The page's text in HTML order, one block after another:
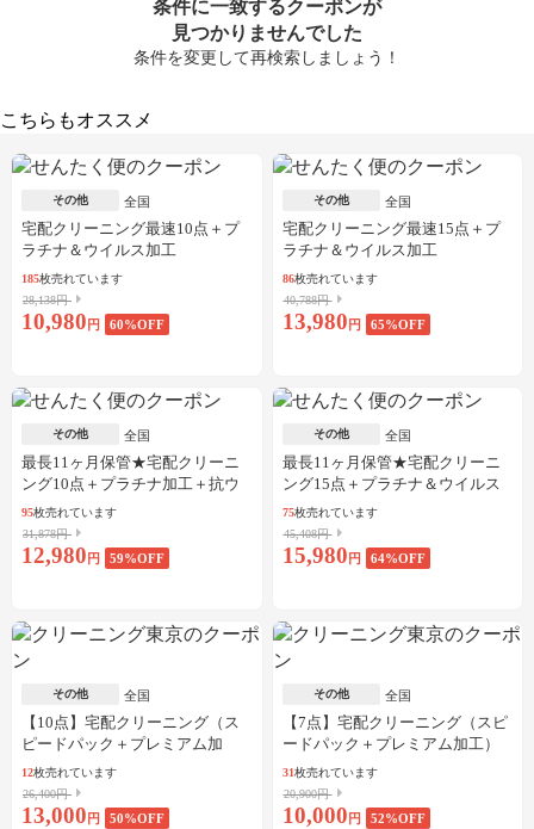
条件に一致するクーポンが
見つかりませんでした
条件を変更して再検索しましょう！
こちらもオススメ
その他 全国
宅配クリーニング最速10点＋プ
ラチナ＆ウイルス加工
185枚売れています
28,138円
10,980 円 60%OFF
その他 全国
宅配クリーニング最速15点＋プ
ラチナ＆ウイルス加工
86枚売れています
40,788円
13,980 円 65%OFF
その他 全国
最長11ヶ月保管★宅配クリーニ
ング10点＋プラチナ加工＋抗ウ
イルス加工
95枚売れています
31,878円
12,980 円 59%OFF
その他 全国
最長11ヶ月保管★宅配クリーニ
ング15点＋プラチナ＆ウイルス
加工
75枚売れています
45,408円
15,980 円 64%OFF
その他 全国
【10点】宅配クリーニング（ス
ピードパック＋プレミアム加
工）
12枚売れています
26,400円
13,000 円 50%OFF
その他 全国
【7点】宅配クリーニング（スピ
ードパック＋プレミアム加工）
31枚売れています
20,900円
10,000 円 52%OFF